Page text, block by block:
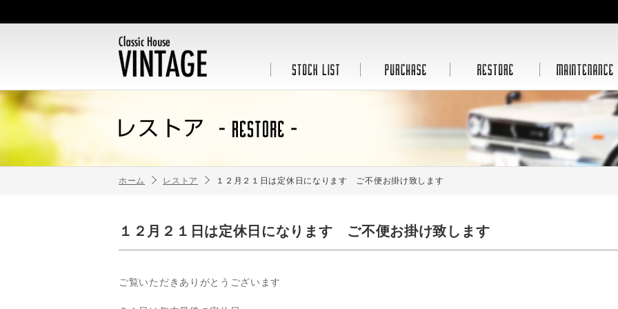
ホーム レストア １２月２１日は定休日になります ご不便お掛け致します
１２月２１日は定休日になります ご不便お掛け致します
ご覧いただきありがとうございます